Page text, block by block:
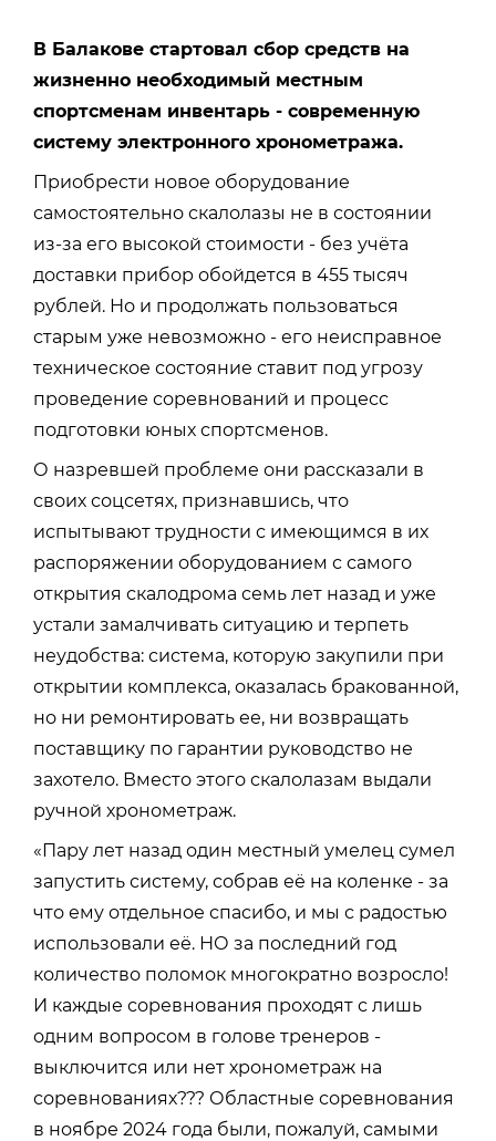
В Балакове стартовал сбор средств на
жизненно необходимый местным
спортсменам инвентарь - современную
систему электронного хронометража.
Приобрести новое оборудование
самостоятельно скалолазы не в состоянии
из-за его высокой стоимости - без учёта
доставки прибор обойдется в 455 тысяч
рублей. Но и продолжать пользоваться
старым уже невозможно - его неисправное
техническое состояние ставит под угрозу
проведение соревнований и процесс
подготовки юных спортсменов.
О назревшей проблеме они рассказали в
своих соцсетях, признавшись, что
испытывают трудности с имеющимся в их
распоряжении оборудованием с самого
открытия скалодрома семь лет назад и уже
устали замалчивать ситуацию и терпеть
неудобства: система, которую закупили при
открытии комплекса, оказалась бракованной,
но ни ремонтировать ее, ни возвращать
поставщику по гарантии руководство не
захотело. Вместо этого скалолазам выдали
ручной хронометраж.
«Пару лет назад один местный умелец сумел
запустить систему, собрав её на коленке - за
что ему отдельное спасибо, и мы с радостью
использовали её. НО за последний год
количество поломок многократно возросло!
И каждые соревнования проходят с лишь
одним вопросом в голове тренеров -
выключится или нет хронометраж на
соревнованиях??? Областные соревнования
в ноябре 2024 года были, пожалуй, самыми